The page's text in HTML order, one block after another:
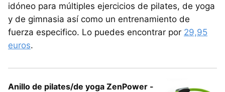
idóneo para múltiples ejercicios de pilates, de yoga
y de gimnasia así como un entrenamiento de
fuerza especifico. Lo puedes encontrar por 29,95
euros.
Anillo de pilates/de yoga ZenPower -